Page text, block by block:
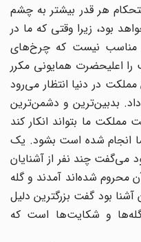
هر قدر بیشتر به چشم
بود، زیرا وقتی که ما در
مناسب نیست که چرخ‌های
اعلیحضرت همایونی مکرر
در دنیا انتظار می‌رود
بدبین‌ترین و دشمن‌ترین
ما بتواند انکار کند
انجام شده است بشود. یک
می‌گفت چند نفر از آشنایان
محروم شده‌اند آمدند و گله
بود گفت بزرگترین دلیل
و شکایت‌ها است که